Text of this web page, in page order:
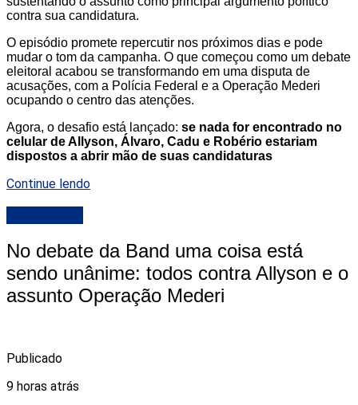
contra sua candidatura.
O episódio promete repercutir nos próximos dias e pode
mudar o tom da campanha. O que começou como um debate
eleitoral acabou se transformando em uma disputa de
acusações, com a Polícia Federal e a Operação Mederi
ocupando o centro das atenções.
Agora, o desafio está lançado: se nada for encontrado no
celular de Allyson, Álvaro, Cadu e Robério estariam
dispostos a abrir mão de suas candidaturas
Continue lendo
No debate da Band uma coisa está
sendo unânime: todos contra Allyson e o
assunto Operação Mederi
Publicado
9 horas atrás